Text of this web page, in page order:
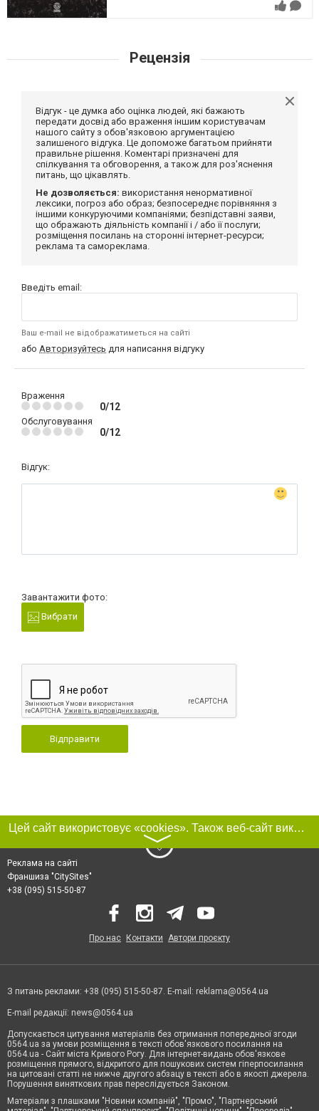
Рецензія
Відгук - це думка або оцінка людей, які бажають
передати досвід або враження іншим користувачам
нашого сайту з обов'язковою аргументацією
залишеного відгука. Це допоможе багатьом прийняти
правильне рішення. Коментарі призначені для
спілкування та обговорення, а також для роз'яснення
питань, що цікавлять.
Не дозволяється: використання ненормативної
лексики, погроз або образ; безпосереднє порівняння з
іншими конкуруючими компаніями; безпідставні заяви,
що ображають діяльність компанії і / або її послуги;
розміщення посилань на сторонні інтернет-ресурси;
реклама та самореклама.
Введіть email:
Ваш e-mail не відображатиметься на сайті
або Авторизуйтесь для написання відгуку
Враження
0/12
Обслуговування
0/12
Відгук:
Завантажити фото:
Вибрати
Відправити
Цей сайт використовує «cookies». Також веб-сайт використовує інтернет-сервіс для збору технічних даних стосовно відвідувачів з метою отримання маркетингової та статистичної інформації. Умови обробки даних відвідувачів сайту див.
〉
Реклама на сайті
Франшиза "CitySites"
+38 (095) 515-50-87
Про нас Контакти Автори проєкту
З питань реклами: +38 (095) 515-50-87. E-mail: reklama@0564.ua
E-mail редакції: news@0564.ua
Допускається цитування матеріалів без отримання попередньої згоди
0564.ua за умови розміщення в тексті обов'язкового посилання на
0564.ua - Сайт міста Кривого Рогу. Для інтернет-видань обов'язкове
розміщення прямого, відкритого для пошукових систем гіперпосилання
на цитовані статті не нижче другого абзацу в тексті або в якості джерела.
Порушення виняткових прав переслідується Законом.
Матеріали з плашками "Новини компаній", "Промо", "Партнерський